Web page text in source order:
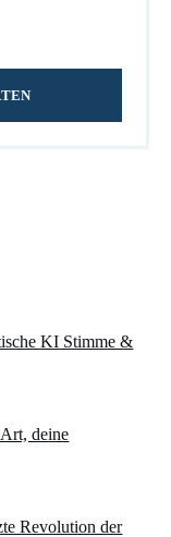
KI Stimme &
deine
Revolution der